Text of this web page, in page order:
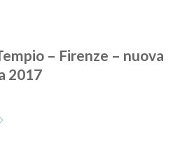
– Firenze – nuova
2017